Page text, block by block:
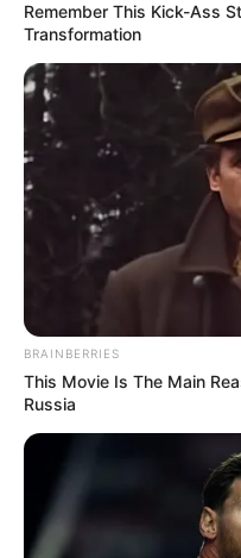
Remember This Kick-Ass
Transformation
BRAINBERRIES
This Movie Is The Main
Russia